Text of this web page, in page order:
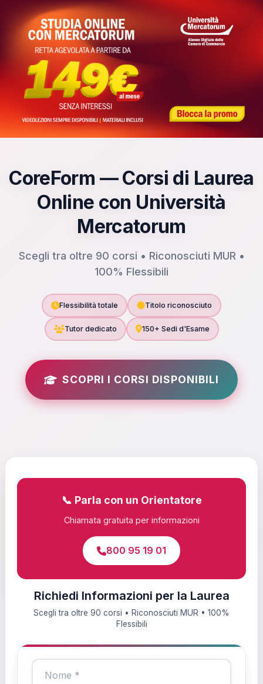
Vai al contenuto principale
CoreForm — Corsi di Laurea
Online con Università
Mercatorum
Scegli tra oltre 90 corsi • Riconosciuti MUR •
100% Flessibili
Flessibilità totale Titolo riconosciuto
Tutor dedicato 150+ Sedi d'Esame
SCOPRI I CORSI DISPONIBILI
📞 Parla con un Orientatore
Chiamata gratuita per informazioni
800 95 19 01
Richiedi Informazioni per la Laurea
Scegli tra oltre 90 corsi • Riconosciuti MUR • 100%
Flessibili